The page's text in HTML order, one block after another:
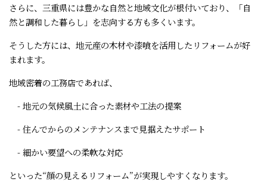
さらに、三重県には豊かな自然と地域文化が根付いており、「自
然と調和した暮らし」を志向する方も多くいます。
そうした方には、地元産の木材や漆喰を活用したリフォームが好
まれます。
地域密着の工務店であれば、
- 地元の気候風土に合った素材や工法の提案
- 住んでからのメンテナンスまで見据えたサポート
- 細かい要望への柔軟な対応
といった“顔の見えるリフォーム”が実現しやすくなります。